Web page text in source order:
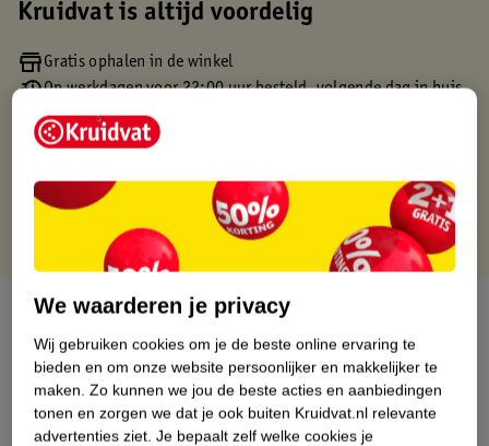
Kruidvat is altijd voordelig
Gratis ophalen in de winkel
Op werkdagen voor 22:00 uur besteld, volgende dag in huis
Gratis thuisbezorgd vanaf 50.00
Gratis retourneren binnen 30 dagen
Over dit product
Productinformatie
Etiketinformatie
We waarderen je privacy
Wij gebruiken cookies om je de beste online ervaring te
bieden en om onze website persoonlijker en makkelijker te
maken. Zo kunnen we jou de beste acties en aanbiedingen
tonen en zorgen we dat je ook buiten Kruidvat.nl relevante
advertenties ziet. Je bepaalt zelf welke cookies je